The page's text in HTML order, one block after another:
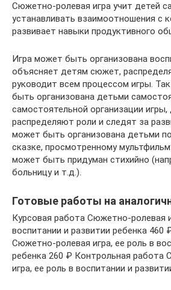
Сюжетно-ролевая игра учит детей
устанавливать взаимоотношения с
развивает навыки продуктивного
Игра может быть организована
объясняет детям сюжет,
руководит всем процессом игры.
быть организована детьми
самостоятельной организации
распределяют роли и следят за
может быть организована детьми
сказке, просмотренному
может быть придуман стихийно
больницу и т.д.).
Готовые работы на
Курсовая работа Сюжетно-ролевая
воспитании и развитии ребенка 460
Сюжетно-ролевая игра, ее роль в
ребенка 260 ₽ Контрольная работа
игра, ее роль в воспитании и